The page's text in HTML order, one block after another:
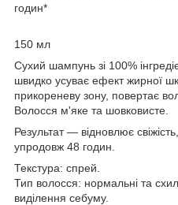
годин*
150 мл
Сухий шампунь зі 100%
швидко усуває ефект жирної
прикореневу зону, повертає
Волосся м'яке та шовковисте.
Результат — відновлює
упродовж 48 годин.
Текстура: спрей.
Тип волосся: нормальні та
виділення себуму.